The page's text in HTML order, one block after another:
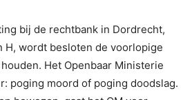
bij de rechtbank in Dordrecht,
H, wordt besloten de voorlopige
Het Openbaar Ministerie
poging moord of poging doodslag.